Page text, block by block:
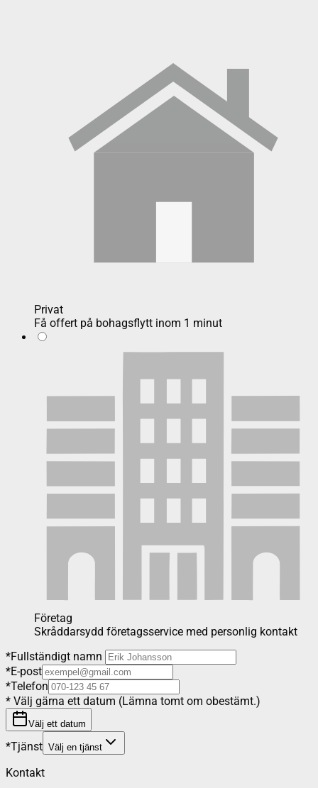
Privat
Få offert på bohagsflytt inom 1 minut
Företag
Skråddarsydd företagsservice med personlig kontakt
*Fullständigt namn
*E-post
*Telefon
* Välj gärna ett datum (Lämna tomt om obestämt.)
Välj ett datum
*Tjänst Välj en tjänst
Kontakt